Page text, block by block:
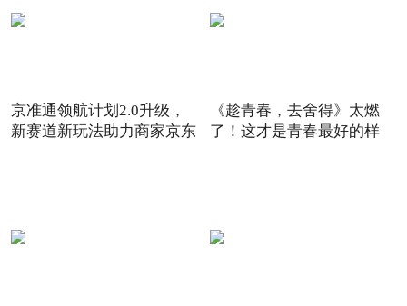
京准通领航计划2.0升级，
新赛道新玩法助力商家京东
《趁青春，去舍得》太燃
了！这才是青春最好的样